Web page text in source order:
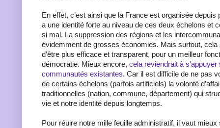
En effet, c’est ainsi que la France est organisée depuis
a une identité forte au niveau de ces deux échelons et
si mal. La suppression des régions et les
évidemment de grosses économies. Mais surtout, cela
d’être plus efficace et transparent, pour un meilleur
démocratie. Mieux encore, cela reviendrait à s’appuyer
communautés existantes. Car il est difficile de ne pas
de certains échelons (parfois artificiels) la volonté
traditionnelles (nation, commune, département) qui
vie et notre identité depuis longtemps.
Pour réuire notre mille feuille administratif, il vaut